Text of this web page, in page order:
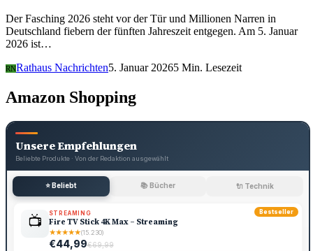
Der Fasching 2026 steht vor der Tür und Millionen Narren in
Deutschland fiebern der fünften Jahreszeit entgegen. Am 5. Januar
2026 ist…
RNRathaus Nachrichten5. Januar 20265 Min. Lesezeit
Amazon Shopping
Unsere Empfehlungen
Beliebte Produkte · Von der Redaktion ausgewählt
⭐ Beliebt 📚 Bücher 🔌 Technik
Bestseller
📺 STREAMING
Fire TV Stick 4K Max – Streaming
★★★★★(15.230)
€44,99€69,99